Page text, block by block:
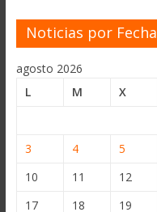
Noticias por Fecha
agosto 2026
L
M X
3
4 5
10
11 12
17
18 19